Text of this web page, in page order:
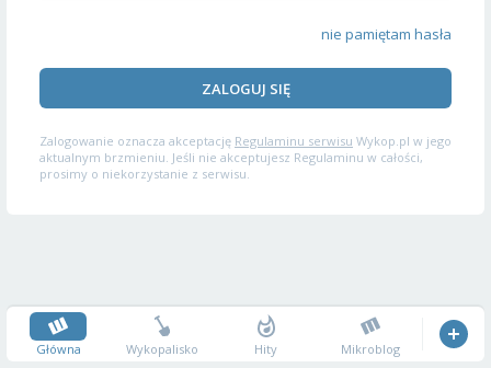
nie pamiętam hasła
ZALOGUJ SIĘ
Zalogowanie oznacza akceptację Regulaminu serwisu Wykop.pl w jego
aktualnym brzmieniu. Jeśli nie akceptujesz Regulaminu w całości,
prosimy o niekorzystanie z serwisu.
Główna Wykopalisko Hity Mikroblog